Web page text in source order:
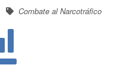
Combate al Narcotráfico